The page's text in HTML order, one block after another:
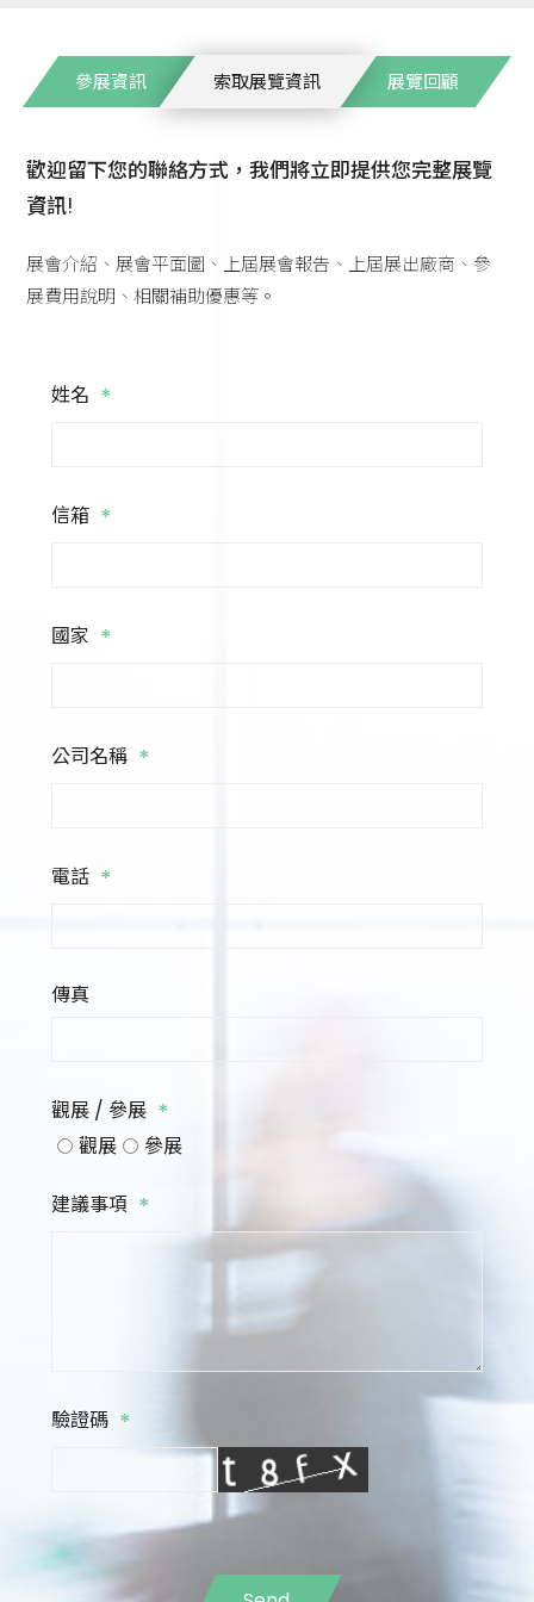
參展資訊 索取展覽資訊 展覽回顧
歡迎留下您的聯絡方式，我們將立即提供您完整展覽
資訊!
展會介紹、展會平面圖、上屆展會報告、上屆展出廠商、參
展費用說明、相關補助優惠等。
姓名 *
信箱 *
國家 *
公司名稱 *
電話 *
傳真
觀展 / 參展 *
觀展 參展
建議事項 *
驗證碼 *